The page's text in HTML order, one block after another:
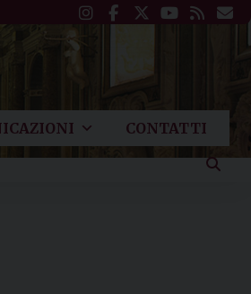
CONTATTI